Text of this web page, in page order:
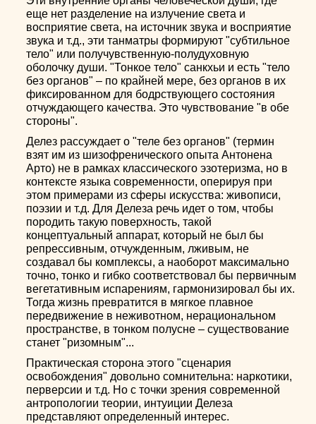
еще нет разделение на излучение света и
восприятие света, на источник звука и восприятие
звука и т.д., эти танматры формируют "субтильное
тело" или получувственную-полудуховную
оболочку души. "Тонкое тело" санкхьи и есть "тело
без органов" – по крайней мере, без органов в их
фиксированном для бодрствующего состояния
отчуждающего качества. Это чувствование "в обе
стороны".
Делез рассуждает о "теле без органов" (термин
взят им из шизофренического опыта Антонена
Арто) не в рамках классического эзотеризма, но в
контексте языка современности, оперируя при
этом примерами из сферы искусства: живописи,
поэзии и т.д. Для Делеза речь идет о том, чтобы
породить такую поверхность, такой
концептуальный аппарат, который не был бы
репрессивным, отчужденным, лживым, не
создавал бы комплексы, а наоборот максимально
точно, тонко и гибко соответствовал бы первичным
вегетативным испарениям, гармонизировал бы их.
Тогда жизнь превратится в мягкое плавное
передвижение в неживотном, нерациональном
пространстве, в тонком полусне – существование
станет "ризомным"...
Практическая сторона этого "сценария
освобождения" довольно сомнительна: наркотики,
перверсии и т.д. Но с точки зрения современной
антропологии теории, интуиции Делеза
представляют определенный интерес.